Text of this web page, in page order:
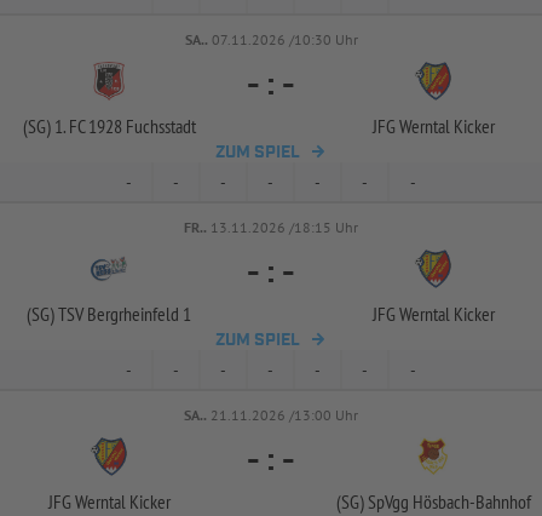
SA.. 07.11.2026 /10:30 Uhr
(SG) 1. FC 1928 Fuchsstadt
- : -
JFG Werntal Kicker
ZUM SPIEL
- - - - - - -
FR.. 13.11.2026 /18:15 Uhr
(SG) TSV Bergrheinfeld 1
- : -
JFG Werntal Kicker
ZUM SPIEL
- - - - - - -
SA.. 21.11.2026 /13:00 Uhr
JFG Werntal Kicker
- : -
(SG) SpVgg Hösbach-Bahnhof